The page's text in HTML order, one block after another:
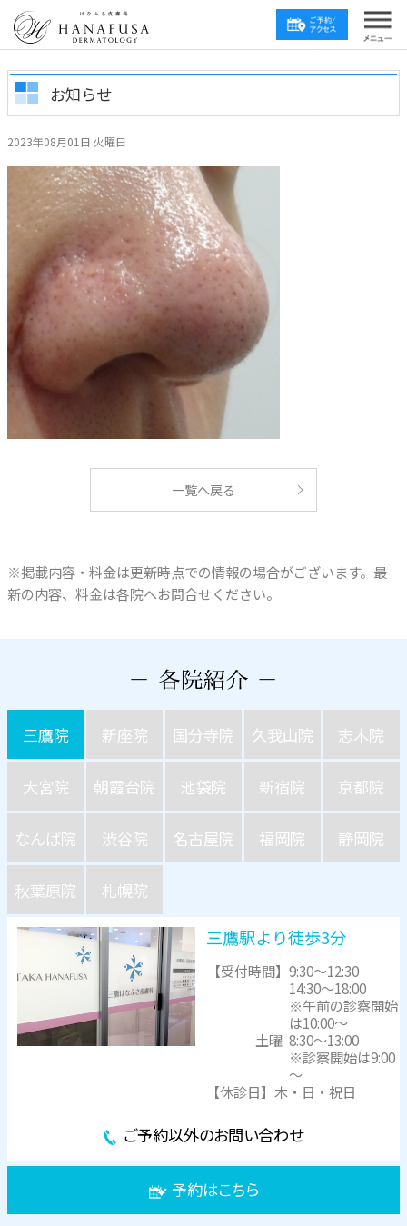
お知らせ
2023年08月01日 火曜日
一覧へ戻る
※掲載内容・料金は更新時点での情報の場合がございます。最
新の内容、料金は各院へお問合せください。
三鷹院 新座院 国分寺院 久我山院 志木院
大宮院 朝霞台院 池袋院 新宿院 京都院
なんば院 渋谷院 名古屋院 福岡院 静岡院
秋葉原院 札幌院
三鷹駅より徒歩3分
【受付時間】9:30～12:30
14:30～18:00
※午前の診察開始
は10:00～
土曜 8:30～13:00
※診察開始は9:00
～
【休診日】木・日・祝日
ご予約以外のお問い合わせ
予約はこちら